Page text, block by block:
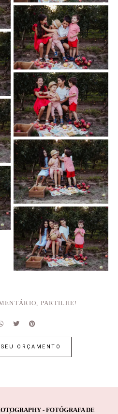
PARTILHE!
ORÇAMENTO
- FOTÓGRAFA DE